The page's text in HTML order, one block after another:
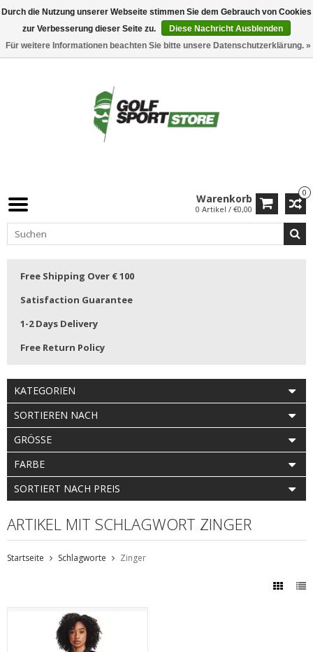
0
Warenkorb
0 Artikel / €0,00
Free Shipping Over € 100
Satisfaction Guarantee
1-2 Days Delivery
Free Return Policy
KATEGORIEN
SORTIEREN NACH
GRÖSSE
FARBE
SORTIERT NACH PREIS
ARTIKEL MIT SCHLAGWORT ZINGER
Startseite Schlagworte Zinger
Durch die Nutzung unserer Webseite stimmen Sie dem Gebrauch von Cookies
zur Verbesserung dieser Seite zu.
Diese Nachricht Ausblenden
Für weitere Informationen beachten Sie bitte unsere Datenschutzerklärung. »